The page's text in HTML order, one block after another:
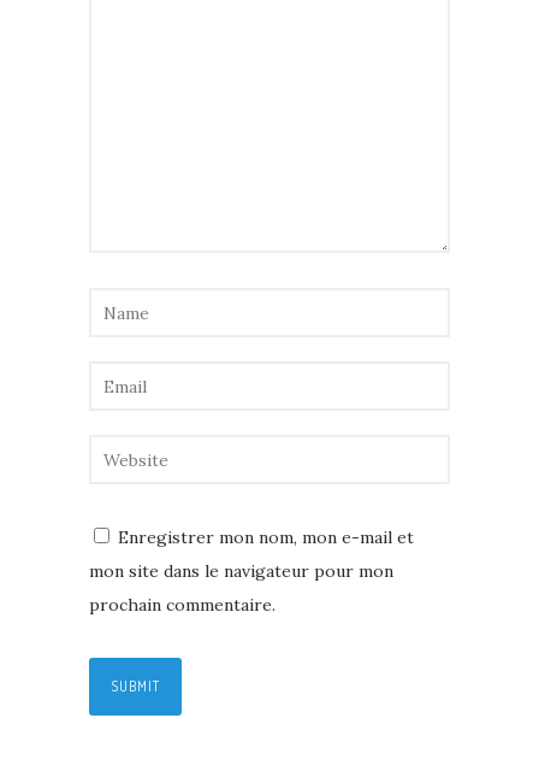
Enregistrer mon nom, mon e-mail et
mon site dans le navigateur pour mon
prochain commentaire.